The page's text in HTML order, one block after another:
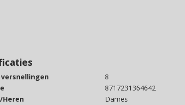
8
8717231364642
Heren
Dames